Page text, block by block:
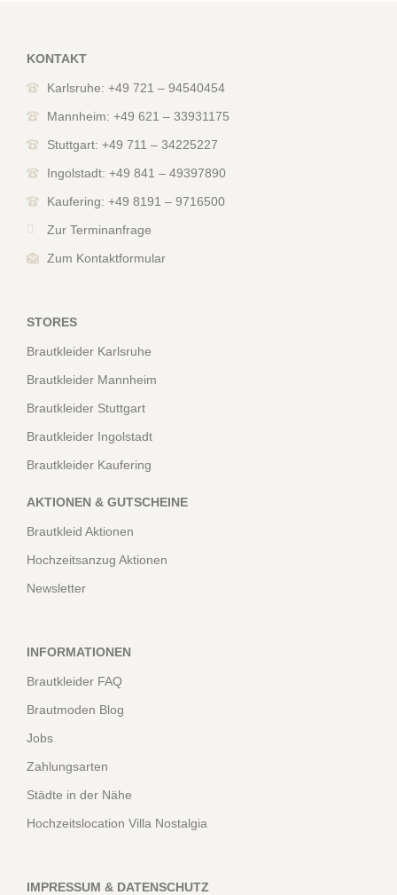
KONTAKT
Karlsruhe: +49 721 – 94540454
Mannheim: +49 621 – 33931175
Stuttgart: +49 711 – 34225227
Ingolstadt: +49 841 – 49397890
Kaufering: +49 8191 – 9716500
Zur Terminanfrage
Zum Kontaktformular
STORES
Brautkleider Karlsruhe
Brautkleider Mannheim
Brautkleider Stuttgart
Brautkleider Ingolstadt
Brautkleider Kaufering
AKTIONEN & GUTSCHEINE
Brautkleid Aktionen
Hochzeitsanzug Aktionen
Newsletter
INFORMATIONEN
Brautkleider FAQ
Brautmoden Blog
Jobs
Zahlungsarten
Städte in der Nähe
Hochzeitslocation Villa Nostalgia
IMPRESSUM & DATENSCHUTZ